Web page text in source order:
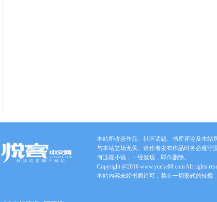
本站所收录作品、社区话题、书库评论及本站
与本站立场无关。请作者发布作品时务必遵守
何违规小说，一经发现，即作删除。
Copyright @2016 www.yueke88.com All rights
本站内容未经书面许可，禁止一切形式的转载